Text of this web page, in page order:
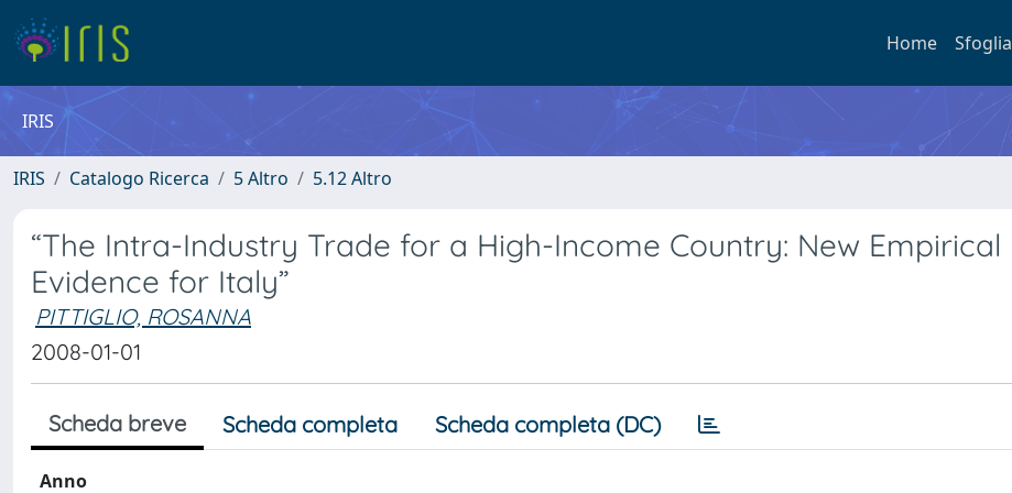
Home Sfoglia
IRIS
IRIS Catalogo Ricerca 5 Altro 5.12 Altro
“The Intra-Industry Trade for a High-Income Country: New Empirical
Evidence for Italy”
PITTIGLIO, ROSANNA
2008-01-01
Scheda breve Scheda completa Scheda completa (DC)
Anno